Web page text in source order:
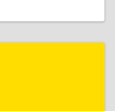
г, Марата